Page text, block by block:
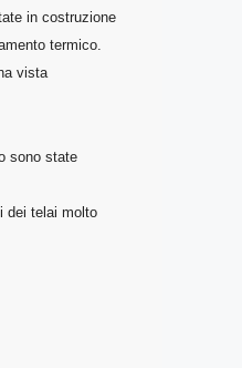
in costruzione
termico.
vista
sono state
dei telai molto